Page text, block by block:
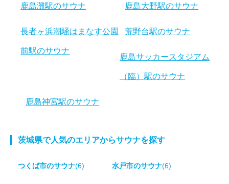
鹿島灘駅のサウナ 鹿島大野駅のサウナ
長者ヶ浜潮騒はまなす公園
前駅のサウナ
荒野台駅のサウナ
鹿島サッカースタジアム
（臨）駅のサウナ
鹿島神宮駅のサウナ
茨城県で人気のエリアからサウナを探す
つくば市のサウナ(6) 水戸市のサウナ(6)